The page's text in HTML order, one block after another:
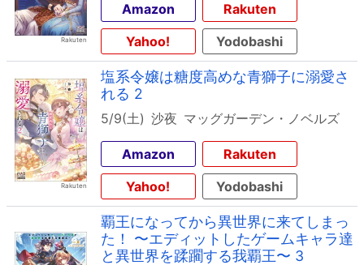
Amazon
Rakuten
Yahoo!
Yodobashi
塩系令嬢は糖度高めな青獅子に溺愛さ
れる 2
5/9(土) 沙夜 マッグガーデン・ノベルズ
Amazon
Rakuten
Yahoo!
Yodobashi
覇王になってから異世界に来てしまっ
た！ 〜エディットしたゲームキャラ達
と異世界を蹂躙する我覇王〜 3